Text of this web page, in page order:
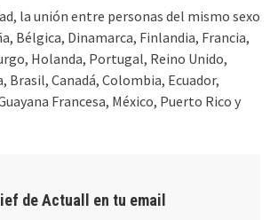
la unión entre personas del mismo sexo
Bélgica, Dinamarca, Finlandia, Francia,
Holanda, Portugal, Reino Unido,
Brasil, Canadá, Colombia, Ecuador,
Francesa, México, Puerto Rico y
de Actuall en tu email